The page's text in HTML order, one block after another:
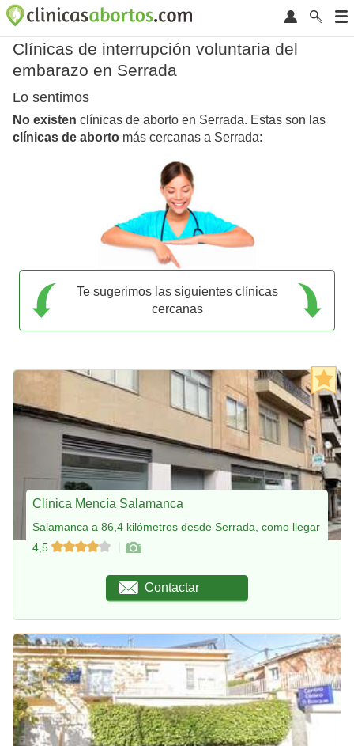
Clínicas de interrupción voluntaria del
embarazo en Serrada
Lo sentimos
No existen clínicas de aborto en Serrada. Estas son las
clínicas de aborto más cercanas a Serrada:
Te sugerimos las siguientes clínicas
cercanas
Clínica Mencía Salamanca
Salamanca a 86,4 kilómetros desde Serrada, como llegar
4,5
Contactar